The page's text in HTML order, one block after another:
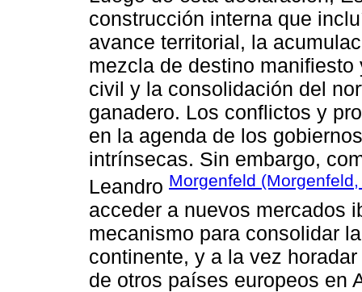
construcción interna que
avance territorial, la
mezcla de destino
civil y la consolidación del
ganadero. Los conflictos y
en la agenda de los
intrínsecas. Sin embargo,
Leandro Morgenfeld
acceder a nuevos mercados
mecanismo para consolidar
continente, y a la vez
de otros países europeos en